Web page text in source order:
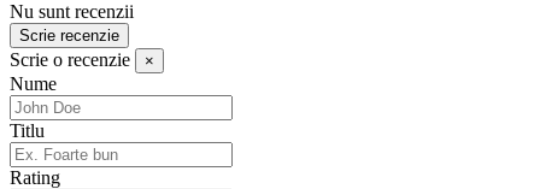
Nu sunt recenzii
Scrie recenzie
Scrie o recenzie ×
Nume
Titlu
Rating